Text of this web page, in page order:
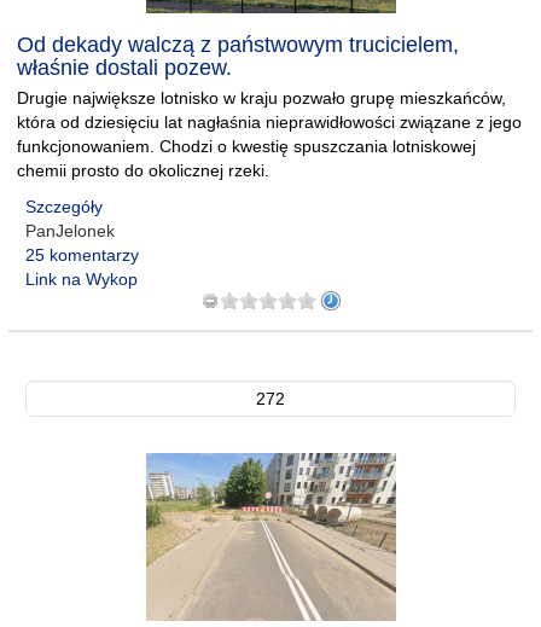
Od dekady walczą z państwowym trucicielem,
właśnie dostali pozew.
Drugie największe lotnisko w kraju pozwało grupę mieszkańców,
która od dziesięciu lat nagłaśnia nieprawidłowości związane z jego
funkcjonowaniem. Chodzi o kwestię spuszczania lotniskowej
chemii prosto do okolicznej rzeki.
Szczegóły
PanJelonek
25 komentarzy
Link na Wykop
272